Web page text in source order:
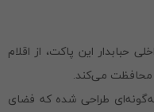
حبابدار این پاکت، از اقلام
محافظت می‌کند.
طراحی شده که فضای